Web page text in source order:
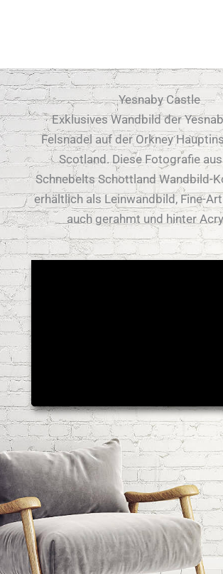
Yesnaby Castle
Exklusives Wandbild der
Felsnadel auf der Orkney
Scotland. Diese Fotografie
Schnebelts Schottland Wandbild-
erhältlich als Leinwandbild, Fine-
auch gerahmt und hinter